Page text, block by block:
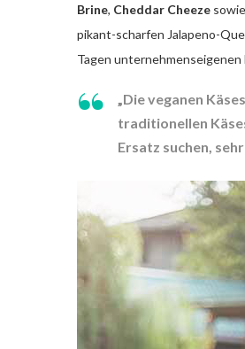
Brine, Cheddar Cheeze
pikant-scharfen Jalapeno-
Tagen
„Die veganen
traditionellen
Ersatz suchen,